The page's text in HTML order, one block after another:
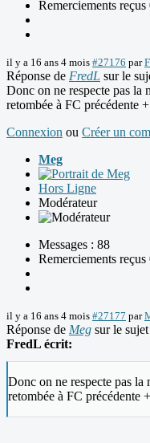
Remerciements reçus
il y a 16 ans 4 mois #27176 par
Réponse de FredL sur le
Donc on ne respecte pas la
retombée à FC précédente
Connexion ou Créer un
Meg
Hors Ligne
Modérateur
Messages : 88
Remerciements reçus
il y a 16 ans 4 mois #27177 par
Réponse de Meg sur le sujet
FredL écrit:
Donc on ne respecte pas la
retombée à FC précédente